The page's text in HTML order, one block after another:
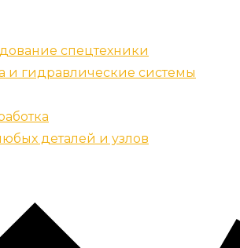
спецтехники
и гидравлические системы
деталей и узлов